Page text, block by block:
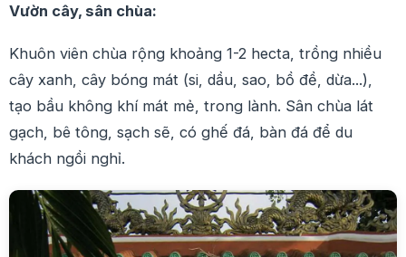
Vườn cây, sân chùa:
Khuôn viên chùa rộng khoảng 1-2 hecta, trồng nhiều
cây xanh, cây bóng mát (si, dầu, sao, bồ đề, dừa...),
tạo bầu không khí mát mẻ, trong lành. Sân chùa lát
gạch, bê tông, sạch sẽ, có ghế đá, bàn đá để du
khách ngồi nghỉ.